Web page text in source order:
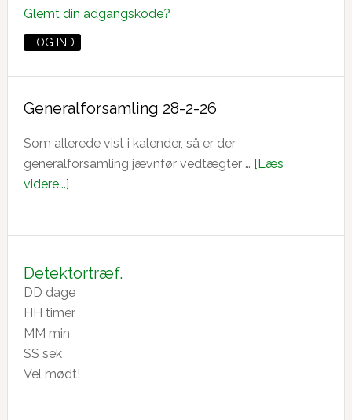
Glemt din adgangskode?
Generalforsamling 28-2-26
Som allerede vist i kalender, så er der
generalforsamling jævnfør vedtægter … [Læs
videre...]om
26
Detektortræf.
DD dage
HH timer
MM min
SS sek
Vel mødt!